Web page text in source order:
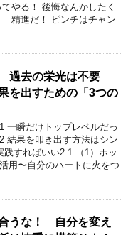
やる！ 後悔なんかしたく
精進だ！ ピンチはチャン
過去の栄光は不要
を出すための「3つの
一瞬だけトップレベルだっ
結果を叩き出す方法はシン
すればいい2.1 （1）ホッ
用〜自分のハートに火をつ
うな！ 自分を変え